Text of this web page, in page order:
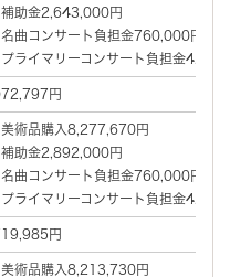
補助金2,643,000円
名曲コンサート負担金760,000円
プライマリーコンサート負担金
円
美術品購入8,277,670円
補助金2,892,000円
名曲コンサート負担金760,000円
プライマリーコンサート負担金
円
美術品購入8,213,730円